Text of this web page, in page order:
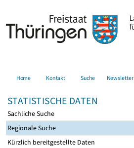
Home Kontakt Suche Newsletter
STATISTISCHE DATEN
Sachliche Suche
Regionale Suche
Kürzlich bereitgestellte Daten